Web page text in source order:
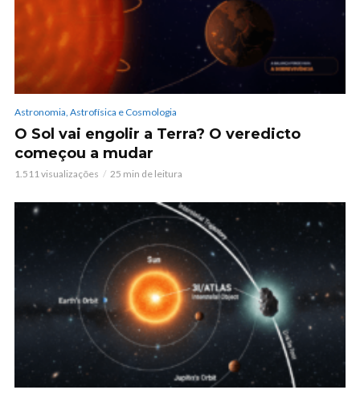
Astronomia, Astrofísica e Cosmologia
O Sol vai engolir a Terra? O veredicto
começou a mudar
1.511 visualizações 25 min de leitura